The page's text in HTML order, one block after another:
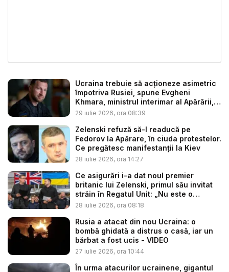
Ucraina trebuie să acţioneze asimetric
împotriva Rusiei, spune Evgheni
Khmara, ministrul interimar al Apărării,
...
29 iulie 2026, ora 08:39
Zelenski refuză să-l readucă pe
Fedorov la Apărare, în ciuda protestelor.
Ce pregătesc manifestanții la Kiev
28 iulie 2026, ora 14:27
Ce asigurări i-a dat noul premier
britanic lui Zelenski, primul său invitat
străin în Regatul Unit: „Nu este o
coinci...
28 iulie 2026, ora 08:18
Rusia a atacat din nou Ucraina: o
bombă ghidată a distrus o casă, iar un
bărbat a fost ucis - VIDEO
27 iulie 2026, ora 10:44
În urma atacurilor ucrainene, gigantul